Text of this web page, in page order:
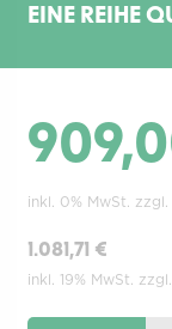
EINE REIHE
inkl. 0% MwSt.
1.081,71 €
inkl. 19% MwSt.